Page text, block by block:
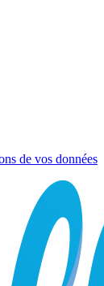
de vos données